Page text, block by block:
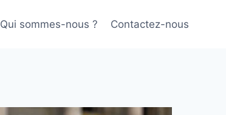
Qui sommes-nous ? Contactez-nous